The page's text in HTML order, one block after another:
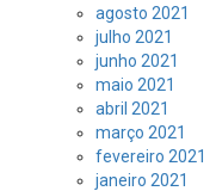
agosto 2021
julho 2021
junho 2021
maio 2021
abril 2021
março 2021
fevereiro 2021
janeiro 2021